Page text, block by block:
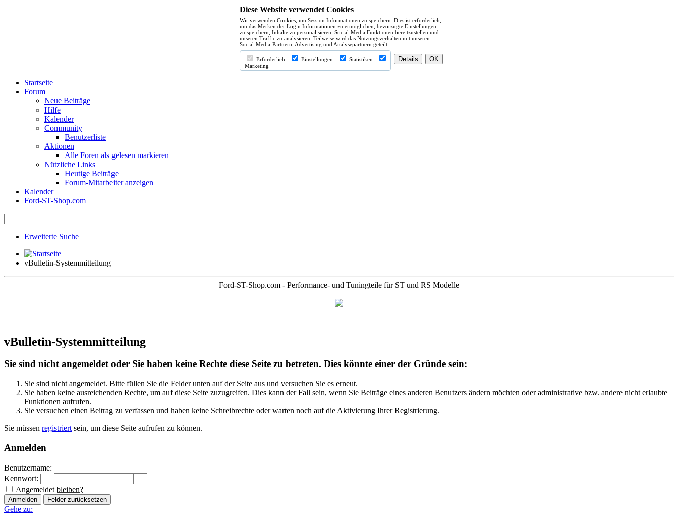
Startseite
Forum
Neue Beiträge
Hilfe
Kalender
Community
Benutzerliste
Aktionen
Alle Foren als gelesen markieren
Nützliche Links
Heutige Beiträge
Forum-Mitarbeiter anzeigen
Kalender
Ford-ST-Shop.com
Erweiterte Suche
vBulletin-Systemmitteilung
Ford-ST-Shop.com - Performance- und Tuningteile für ST und RS Modelle
vBulletin-Systemmitteilung
Sie sind nicht angemeldet oder Sie haben keine Rechte diese Seite zu betreten. Dies könnte einer der Gründe sein:
Sie sind nicht angemeldet. Bitte füllen Sie die Felder unten auf der Seite aus und versuchen Sie es erneut.
Sie haben keine ausreichenden Rechte, um auf diese Seite zuzugreifen. Dies kann der Fall sein, wenn Sie Beiträge eines anderen Benutzers ändern möchten oder administrative bzw. andere nicht erlaubte
Funktionen aufrufen.
Sie versuchen einen Beitrag zu verfassen und haben keine Schreibrechte oder warten noch auf die Aktivierung Ihrer Registrierung.
Sie müssen registriert sein, um diese Seite aufrufen zu können.
Anmelden
Benutzername:
Kennwort:
Angemeldet bleiben?
Gehe zu:
Diese Website verwendet Cookies
Wir verwenden Cookies, um Session Informationen zu speichern. Dies ist erforderlich,
um das Merken der Login Informationen zu ermöglichen, bevorzugte Einstellungen
zu speichern, Inhalte zu personalisieren, Social-Media Funktionen bereitzustellen und
unseren Traffic zu analysieren. Teilweise wird das Nutzungsverhalten mit unseren
Social-Media-Partnern, Advertising und Analysepartnern geteilt.
Erforderlich Einstellungen
Statistiken
Marketing